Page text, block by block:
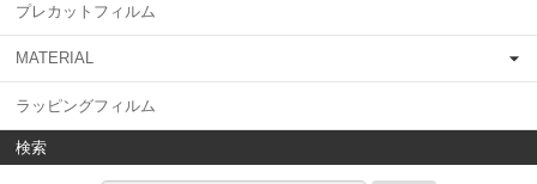
プレカットフィルム
MATERIAL
ラッピングフィルム
検索